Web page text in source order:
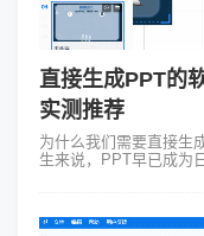
直接生成PPT的
实测推荐
为什么我们需要直接生
生来说，PPT早已成为